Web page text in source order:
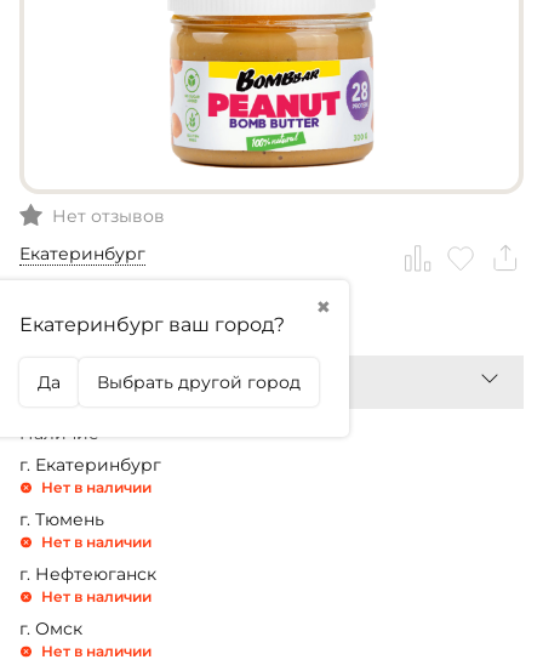
Нет отзывов
Екатеринбург
✖
Екатеринбург ваш город?
Да Выбрать другой город
408,99₽
Наличие
г. Екатеринбург
Нет в наличии
г. Тюмень
Нет в наличии
г. Нефтеюганск
Нет в наличии
г. Омск
Нет в наличии